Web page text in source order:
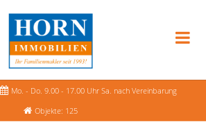
Mo. - Do. 9.00 - 17.00 Uhr Sa. nach Vereinbarung
Objekte: 125